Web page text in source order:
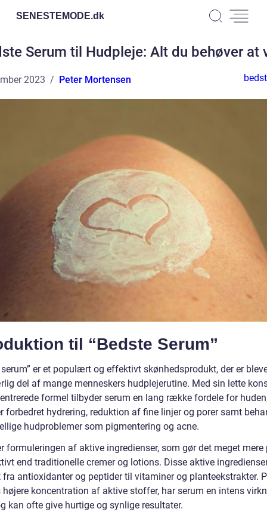
SENESTEMODE.dk
Serum til Hudpleje: Alt du behøver at
2023 Peter Mortensen
til “Bedste Serum”
serum” er et populært og effektivt skønhedsprodukt, der er
del af mange menneskers hudplejerutine. Med sin lette
formel tilbyder serum en lang række fordele for
forbedret hydrering, reduktion af fine linjer og porer samt
hudproblemer som pigmentering og acne.
formuleringen af aktive ingredienser, som gør det meget mere
end traditionelle cremer og lotions. Disse aktive
antioxidanter og peptider til vitaminer og planteekstrakter.
højere koncentration af aktive stoffer, har serum en intens
kan ofte give hurtige og synlige resultater.